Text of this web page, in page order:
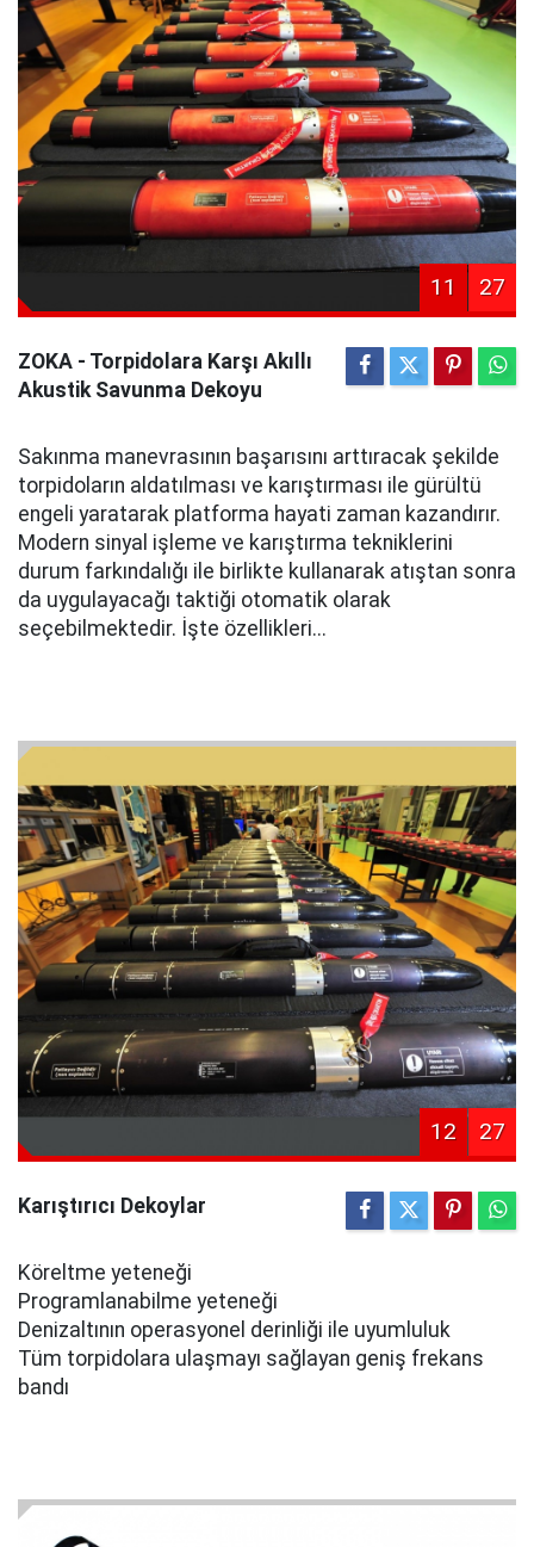
11 27
ZOKA - Torpidolara Karşı Akıllı
Akustik Savunma Dekoyu
Sakınma manevrasının başarısını arttıracak şekilde
torpidoların aldatılması ve karıştırması ile gürültü
engeli yaratarak platforma hayati zaman kazandırır.
Modern sinyal işleme ve karıştırma tekniklerini
durum farkındalığı ile birlikte kullanarak atıştan sonra
da uygulayacağı taktiği otomatik olarak
seçebilmektedir.​ İşte özellikleri...
12 27
Karıştırıcı Dekoylar
Köreltme yeteneği
Programlanabilme yeteneği
Denizaltının operasyonel derinliği ile uyumluluk
Tüm torpidolara ulaşmayı sağlayan geniş frekans
bandı